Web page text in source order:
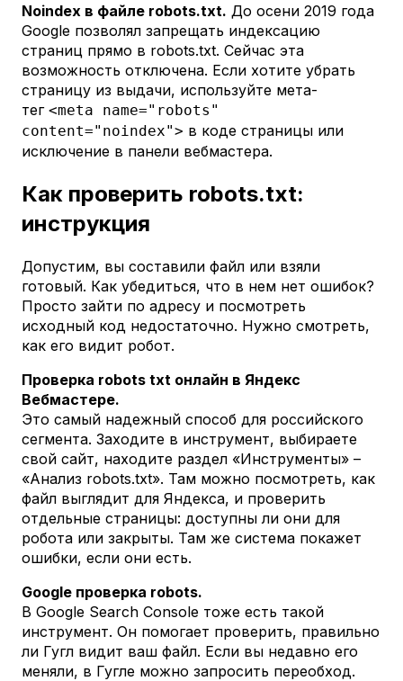
Noindex в файле robots.txt. До осени 2019 года
Google позволял запрещать индексацию
страниц прямо в robots.txt. Сейчас эта
возможность отключена. Если хотите убрать
страницу из выдачи, используйте мета-
тег <meta name="robots"
content="noindex"> в коде страницы или
исключение в панели вебмастера.
Как проверить robots.txt:
инструкция
Допустим, вы составили файл или взяли
готовый. Как убедиться, что в нем нет ошибок?
Просто зайти по адресу и посмотреть
исходный код недостаточно. Нужно смотреть,
как его видит робот.
Проверка robots txt онлайн в Яндекс
Вебмастере.
Это самый надежный способ для российского
сегмента. Заходите в инструмент, выбираете
свой сайт, находите раздел «Инструменты» –
«Анализ robots.txt». Там можно посмотреть, как
файл выглядит для Яндекса, и проверить
отдельные страницы: доступны ли они для
робота или закрыты. Там же система покажет
ошибки, если они есть.
Google проверка robots.
В Google Search Console тоже есть такой
инструмент. Он помогает проверить, правильно
ли Гугл видит ваш файл. Если вы недавно его
меняли, в Гугле можно запросить переобход.